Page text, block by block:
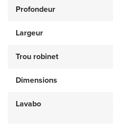
Profondeur
Largeur
Trou robinet
Dimensions
Lavabo